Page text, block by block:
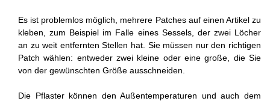
Es ist problemlos möglich, mehrere Patches auf einen Artikel zu
kleben, zum Beispiel im Falle eines Sessels, der zwei Löcher
an zu weit entfernten Stellen hat. Sie müssen nur den richtigen
Patch wählen: entweder zwei kleine oder eine große, die Sie
von der gewünschten Größe ausschneiden.
Die Pflaster können den Außentemperaturen und auch dem